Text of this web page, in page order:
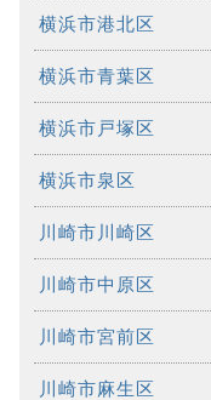
横浜市港北区
横浜市青葉区
横浜市戸塚区
横浜市泉区
川崎市川崎区
川崎市中原区
川崎市宮前区
川崎市麻生区